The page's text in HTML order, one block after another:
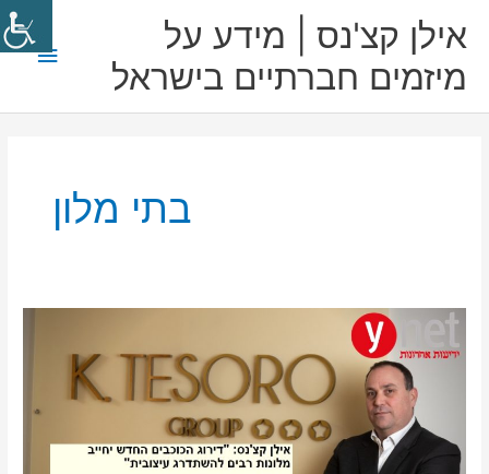
לתוכןאילן קצ'נס | מידע על
מיזמים חברתיים בישראל
ראשי
בתי מלון
“חלק
מבתי
חייבים
להשתדרג